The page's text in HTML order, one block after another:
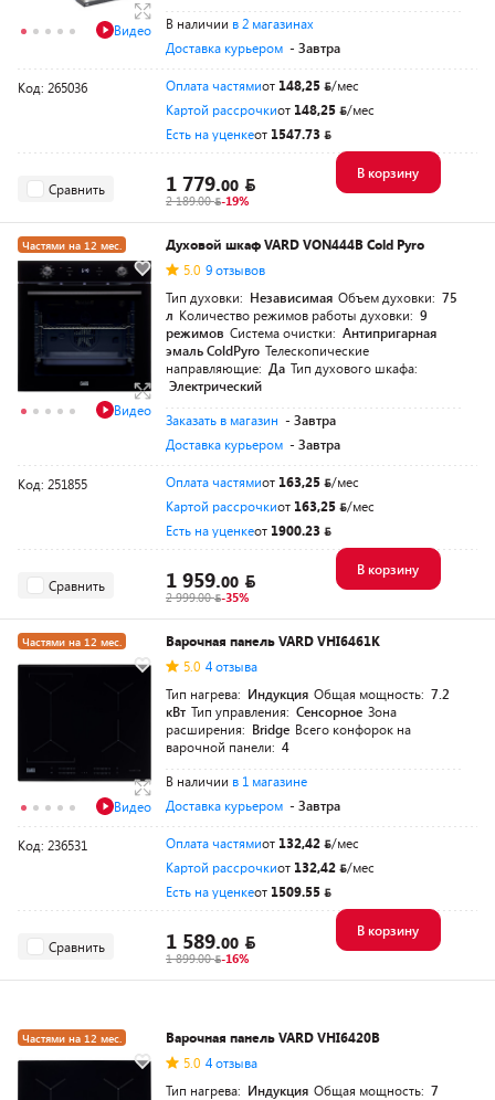
Видео
В наличии в 2 магазинах
Доставка курьером - Завтра
Код: 265036 Оплата частямиот 148,25
/мес
Картой рассрочкиот 148,25
/мес
Есть на уценкеот 1547.73
Сравнить 1 779.00
2 189.00 -19%
В корзину
Частями на 12 мес.
Видео
Духовой шкаф VARD VON444B Cold Pyro
5.0 9 отзывов
Тип духовки: Независимая Объем духовки: 75
л Количество режимов работы духовки: 9
режимов Система очистки: Антипригарная
эмаль ColdPyro Телескопические
направляющие: Да Тип духового шкафа:
Электрический
Заказать в магазин - Завтра
Доставка курьером - Завтра
Код: 251855 Оплата частямиот 163,25
/мес
Картой рассрочкиот 163,25
/мес
Есть на уценкеот 1900.23
Сравнить 1 959.00
2 999.00 -35%
В корзину
Частями на 12 мес.
Видео
Варочная панель VARD VHI6461K
5.0 4 отзыва
Тип нагрева: Индукция Общая мощность: 7.2
кВт Тип управления: Сенсорное Зона
расширения: Bridge Всего конфорок на
варочной панели: 4
В наличии в 1 магазине
Доставка курьером - Завтра
Код: 236531 Оплата частямиот 132,42
/мес
Картой рассрочкиот 132,42
/мес
Есть на уценкеот 1509.55
Сравнить 1 589.00
1 899.00 -16%
В корзину
Частями на 12 мес.
Варочная панель VARD VHI6420B
5.0 4 отзыва
Тип нагрева: Индукция Общая мощность: 7